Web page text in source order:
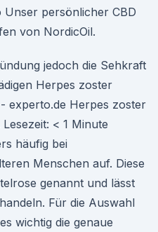
Unser persönlicher CBD
von NordicOil.
jedoch die Sehkraft
Herpes zoster
experto.de Herpes zoster
< 1 Minute
häufig bei
Menschen auf. Diese
genannt und lässt
Für die Auswahl
wichtig die genaue